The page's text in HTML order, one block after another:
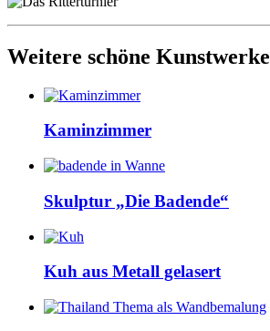
Weitere schöne Kunstwerke
Kaminzimmer
Skulptur „Die Badende“
Kuh aus Metall gelasert